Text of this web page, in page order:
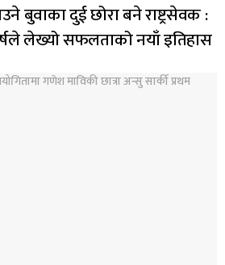
बुवाका दुई छोरा बने राष्ट्रसेवक :
लेख्यो सफलताको नयाँ इतिहास